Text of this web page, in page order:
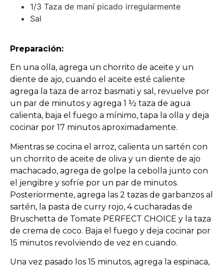
1/3 Taza de maní picado irregularmente
Sal
Preparación:
En una olla, agrega un chorrito de aceite y un
diente de ajo, cuando el aceite esté caliente
agrega la taza de arroz basmati y sal, revuelve por
un par de minutos y agrega 1 ½ taza de agua
calienta, baja el fuego a mínimo, tapa la olla y deja
cocinar por 17 minutos aproximadamente.
Mientras se cocina el arroz, calienta un sartén con
un chorrito de aceite de oliva y un diente de ajo
machacado, agrega de golpe la cebolla junto con
el jengibre y sofríe por un par de minutos.
Posteriormente, agrega las 2 tazas de garbanzos al
sartén, la pasta de curry rojo, 4 cucharadas de
Bruschetta de Tomate PERFECT CHOICE y la taza
de crema de coco. Baja el fuego y deja cocinar por
15 minutos revolviendo de vez en cuando.
Una vez pasado los 15 minutos, agrega la espinaca,